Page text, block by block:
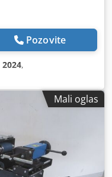
Pozovite
2024,
Mali oglas